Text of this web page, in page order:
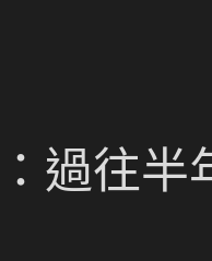
過往半